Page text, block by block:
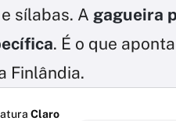
sílabas. A gagueira
. É o que
Finlândia.
Claro